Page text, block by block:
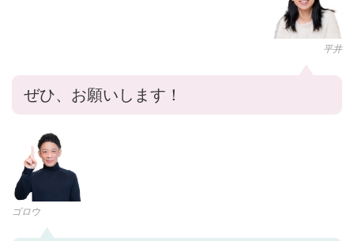
平井
ぜひ、お願いします！
ゴロウ